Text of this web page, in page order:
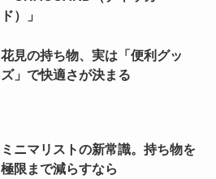
ド）」
花見の持ち物、実は「便利グッ
ズ」で快適さが決まる
ミニマリストの新常識。持ち物を
極限まで減らすなら